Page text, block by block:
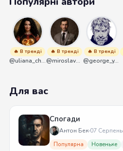
🔥 В тренді
@uliana_chernenko
🔥 В тренді
@miroslavmaniyk
🔥 В тренді
@george_y_lawlett
Для вас
Спогади
Антон Бек 07 Серпень
Популярна Новеньке